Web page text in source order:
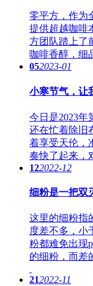
零平方，作为
提供超越咖啡
方团队踏上了
咖啡香醇，细
052023-01
小寒节气，让
今日是2023
还在忙着除旧
着享受天伦，
奏快了起来，
122022-12
细粉是一把双
这里的细粉指
度差不多，小
粉都难免出现
的细粉，而差
212022-11